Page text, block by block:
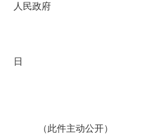
人民政府
日
（此件主动公开）